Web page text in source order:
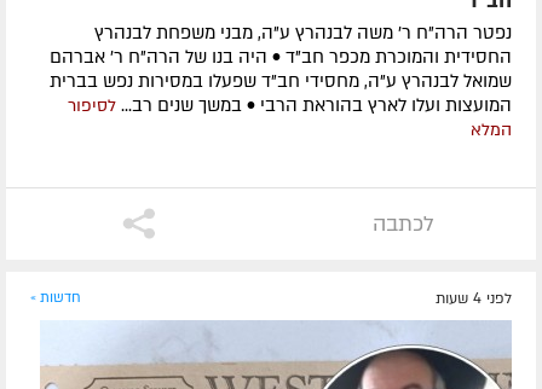
נפטר הרה"ח ר' משה לבנהרץ ע"ה, מבני משפחת לבנהרץ
החסידית והמוכרת מכפר חב"ד • היה בנו של הרה"ח ר' אברהם
שמואל לבנהרץ ע"ה, מחסידי חב"ד שפעלו במסירות נפש בברית
המועצות ועלו לארץ בהוראת הרבי • במשך שנים רב... לסיפור
המלא
לכתבה
לפני 4 שעות חדשות »